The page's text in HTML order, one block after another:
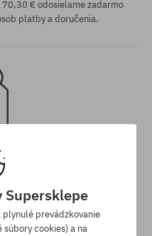
€ odosielame zadarmo
platby a doručenia.
ceny
nájdeš ten istý produkt v
pre Teba znížime jeho
Supersklepe
plynulé prevádzkovanie
cookies) a na